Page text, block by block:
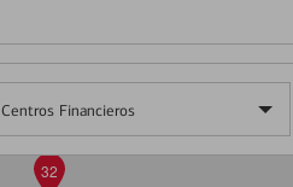
Centros Financieros
32